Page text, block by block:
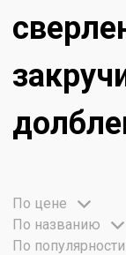
По цене
По названию
По популярности